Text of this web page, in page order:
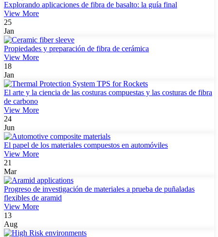
Explorando aplicaciones de fibra de basalto: la guía final
View More
25
Jan
Propiedades y preparación de fibra de cerámica
View More
18
Jan
El arte y la ciencia de las costuras compuestas y las costuras de fibra
de carbono
View More
24
Jun
El papel de los materiales compuestos en automóviles
View More
21
Mar
Progreso de investigación de materiales a prueba de puñaladas
flexibles de aramid
View More
13
Aug